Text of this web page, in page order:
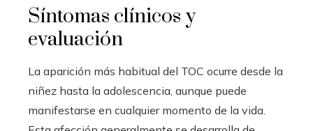
Síntomas clínicos y
evaluación
La aparición más habitual del TOC ocurre desde la
niñez hasta la adolescencia, aunque puede
manifestarse en cualquier momento de la vida.